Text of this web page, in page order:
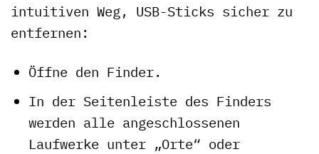
intuitiven Weg, USB-Sticks sicher zu
entfernen:
Öffne den Finder.
In der Seitenleiste des Finders
werden alle angeschlossenen
Laufwerke unter „Orte“ oder